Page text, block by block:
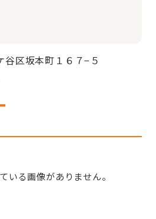
区坂本町１６７−５
いる画像がありません。